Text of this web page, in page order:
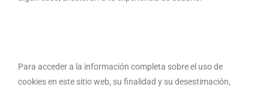
Para acceder a la información completa sobre el uso de
cookies en este sitio web, su finalidad y su desestimación,